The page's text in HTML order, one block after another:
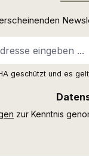
geschützt und es
zur Kenntnis